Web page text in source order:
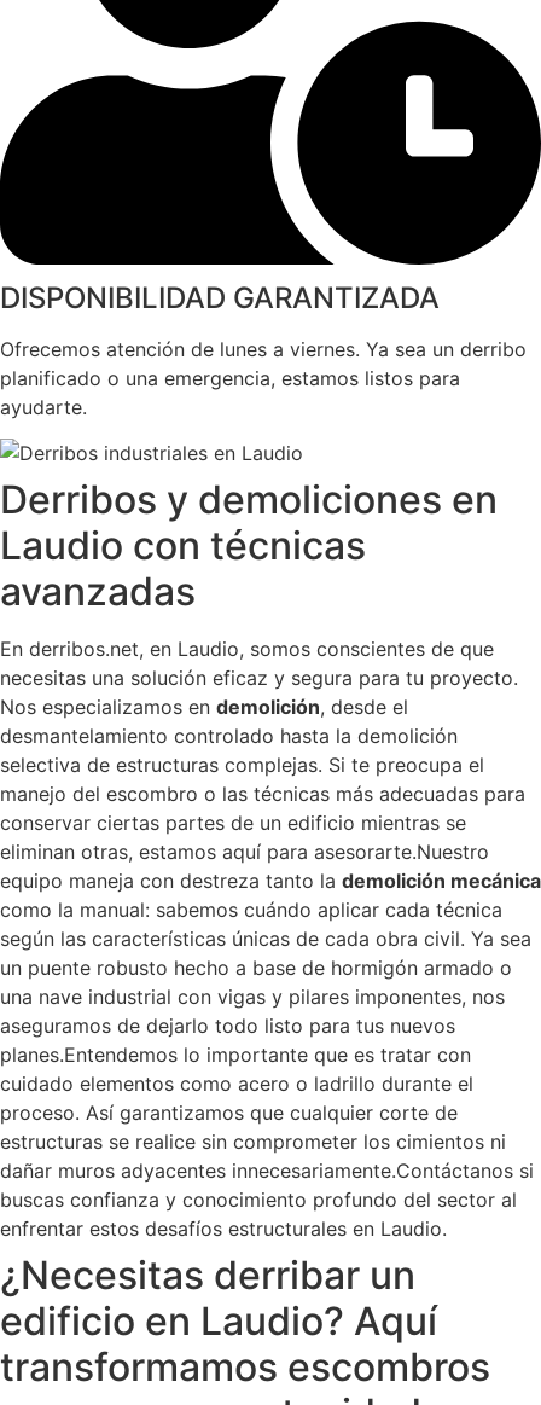
DISPONIBILIDAD GARANTIZADA
Ofrecemos atención de lunes a viernes. Ya sea un derribo
planificado o una emergencia, estamos listos para
ayudarte.
Derribos y demoliciones en
Laudio con técnicas
avanzadas
En derribos.net, en Laudio, somos conscientes de que
necesitas una solución eficaz y segura para tu proyecto.
Nos especializamos en demolición, desde el
desmantelamiento controlado hasta la demolición
selectiva de estructuras complejas. Si te preocupa el
manejo del escombro o las técnicas más adecuadas para
conservar ciertas partes de un edificio mientras se
eliminan otras, estamos aquí para asesorarte.Nuestro
equipo maneja con destreza tanto la demolición mecánica
como la manual: sabemos cuándo aplicar cada técnica
según las características únicas de cada obra civil. Ya sea
un puente robusto hecho a base de hormigón armado o
una nave industrial con vigas y pilares imponentes, nos
aseguramos de dejarlo todo listo para tus nuevos
planes.Entendemos lo importante que es tratar con
cuidado elementos como acero o ladrillo durante el
proceso. Así garantizamos que cualquier corte de
estructuras se realice sin comprometer los cimientos ni
dañar muros adyacentes innecesariamente.Contáctanos si
buscas confianza y conocimiento profundo del sector al
enfrentar estos desafíos estructurales en Laudio.
¿Necesitas derribar un
edificio en Laudio? Aquí
transformamos escombros